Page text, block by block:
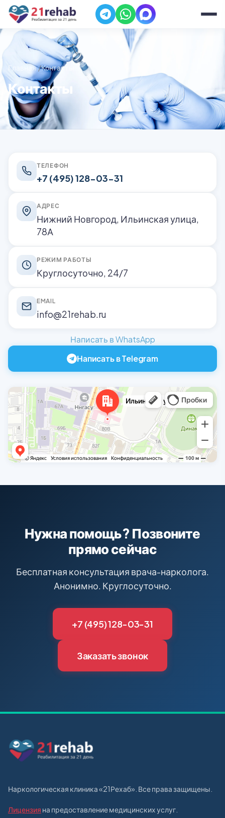
Главная Контакты
Контакты
ТЕЛЕФОН
+7 (495) 128-03-31
АДРЕС
Нижний Новгород, Ильинская улица,
78А
РЕЖИМ РАБОТЫ
Круглосуточно, 24/7
EMAIL
info@21rehab.ru
Написать в WhatsApp
Написать в Telegram
Нужна помощь? Позвоните
прямо сейчас
Бесплатная консультация врача-нарколога.
Анонимно. Круглосуточно.
+7 (495) 128-03-31
Заказать звонок
Наркологическая клиника «21Рехаб». Все права защищены.
Лицензия на предоставление медицинских услуг.